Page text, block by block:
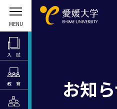
入 試
教 育 お知